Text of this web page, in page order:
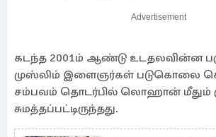
Advertisement
கடந்த 2001ம் ஆண்டு உடதலவின்ன
முஸ்லிம் இளைஞர்கள் படுகொலை
சம்பவம் தொடர்பில் லொஹான் மீதும்
சுமத்தப்பட்டிருந்தது.